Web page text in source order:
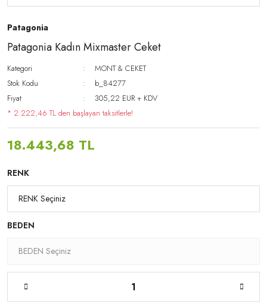
Patagonia
Patagonia Kadın Mixmaster Ceket
Kategori
MONT & CEKET
Stok Kodu
b_84277
Fiyat
305,22 EUR + KDV
* 2.222,46 TL den başlayan taksitlerle!
18.443,68 TL
RENK
BEDEN